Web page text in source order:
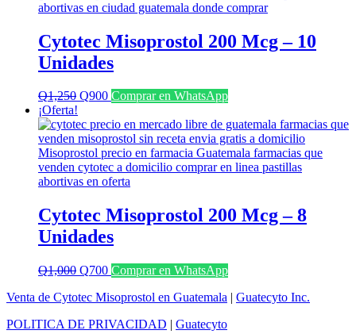
Cytotec Misoprostol 200 Mcg – 10
Unidades
Q1,250 El
original
era:
Q1,250.
Q900El
actual
es:
Q900.
Comprar en WhatsApp
¡Oferta!
Cytotec Misoprostol 200 Mcg – 8
Unidades
Q1,000 El
original
Q1,000.
Q700El
actual
Q700.
Comprar en WhatsApp
Venta de Cytotec Misoprostol en Guatemala | Guatecyto Inc.
POLITICA DE PRIVACIDAD | Guatecyto